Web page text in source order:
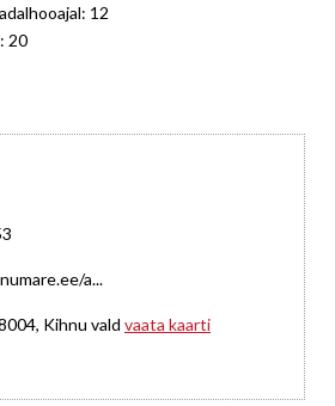
12
20
a...
Kihnu vald vaata kaarti